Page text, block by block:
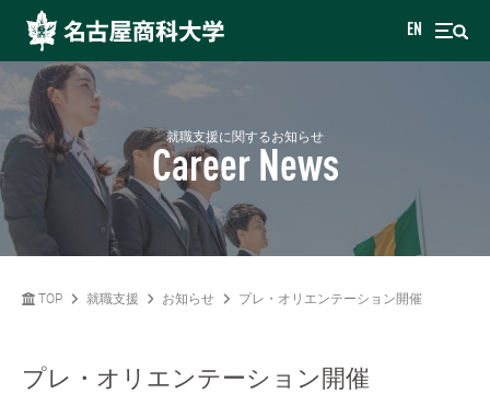
EN
就職支援に関するお知らせ
Career News
TOP 就職支援 お知らせ プレ・オリエンテーション開催
プレ・オリエンテーション開催